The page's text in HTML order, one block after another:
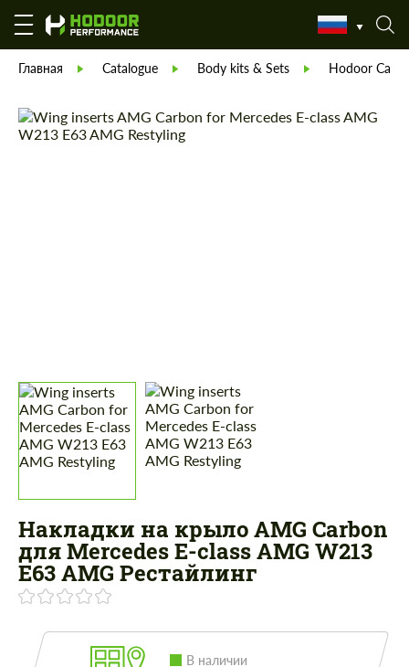
Главная Catalogue Body kits & Sets Hodoor
Накладки на крыло AMG Carbon
для Mercedes E-class AMG W213
E63 AMG Рестайлинг
В наличии